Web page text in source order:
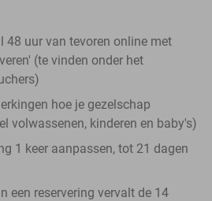
48 uur van tevoren online met
(te vinden onder het
)
hoe je gezelschap
volwassenen, kinderen en baby's)
1 keer aanpassen, tot 21 dagen
een reservering vervalt de 14